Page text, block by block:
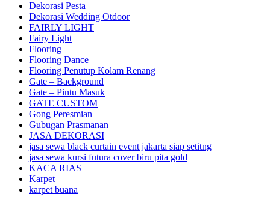
Dekorasi Pesta
Dekorasi Wedding Otdoor
FAIRLY LIGHT
Fairy Light
Flooring
Flooring Dance
Flooring Penutup Kolam Renang
Gate – Background
Gate – Pintu Masuk
GATE CUSTOM
Gong Peresmian
Gubugan Prasmanan
JASA DEKORASI
jasa sewa black curtain event jakarta siap setitng
jasa sewa kursi futura cover biru pita gold
KACA RIAS
Karpet
karpet buana